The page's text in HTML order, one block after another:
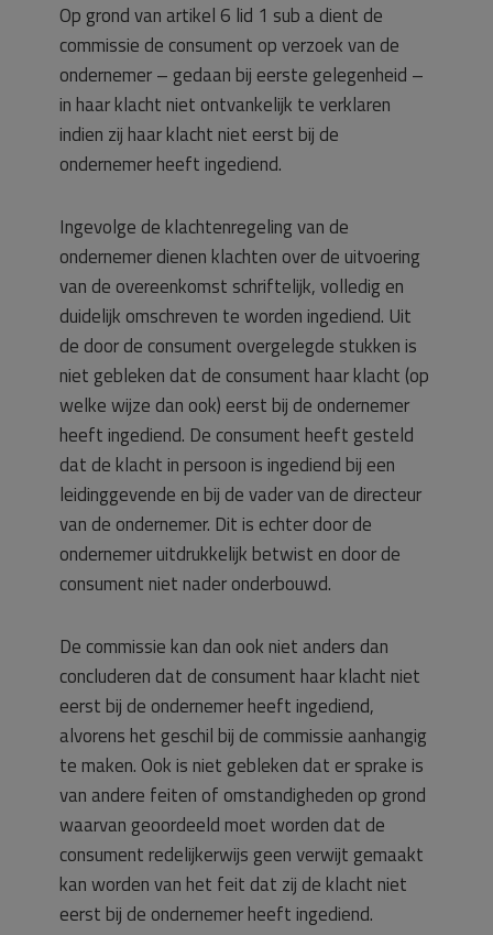
Op grond van artikel 6 lid 1 sub a dient de
commissie de consument op verzoek van de
ondernemer – gedaan bij eerste gelegenheid –
in haar klacht niet ontvankelijk te verklaren
indien zij haar klacht niet eerst bij de
ondernemer heeft ingediend.
Ingevolge de klachtenregeling van de
ondernemer dienen klachten over de uitvoering
van de overeenkomst schriftelijk, volledig en
duidelijk omschreven te worden ingediend. Uit
de door de consument overgelegde stukken is
niet gebleken dat de consument haar klacht (op
welke wijze dan ook) eerst bij de ondernemer
heeft ingediend. De consument heeft gesteld
dat de klacht in persoon is ingediend bij een
leidinggevende en bij de vader van de directeur
van de ondernemer. Dit is echter door de
ondernemer uitdrukkelijk betwist en door de
consument niet nader onderbouwd.
De commissie kan dan ook niet anders dan
concluderen dat de consument haar klacht niet
eerst bij de ondernemer heeft ingediend,
alvorens het geschil bij de commissie aanhangig
te maken. Ook is niet gebleken dat er sprake is
van andere feiten of omstandigheden op grond
waarvan geoordeeld moet worden dat de
consument redelijkerwijs geen verwijt gemaakt
kan worden van het feit dat zij de klacht niet
eerst bij de ondernemer heeft ingediend.